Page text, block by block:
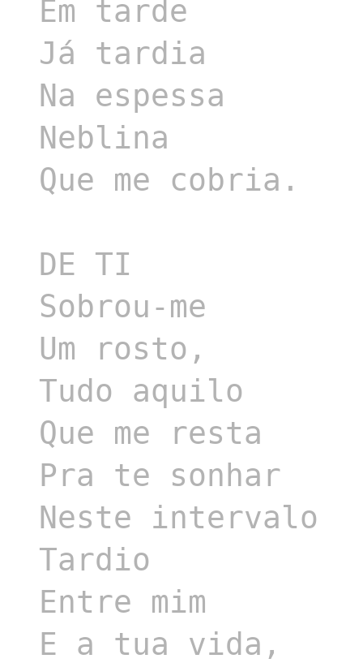
Em tarde
Já tardia
Na espessa
Neblina
Que me cobria.
DE TI
Sobrou-me
Um rosto,
Tudo aquilo
Que me resta
Pra te sonhar
Neste intervalo
Tardio
Entre mim
E a tua vida,